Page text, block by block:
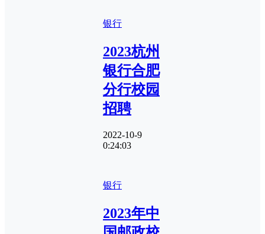
银行
2023杭州
银行合肥
分行校园
招聘
2022-10-9
0:24:03
银行
2023年中